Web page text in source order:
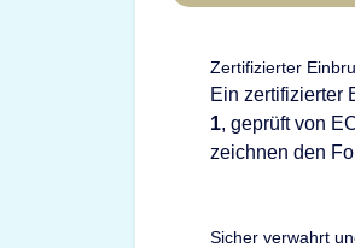
Zertifizierter
Ein zertifizierter
1, geprüft von
zeichnen den
Sicher verwahrt